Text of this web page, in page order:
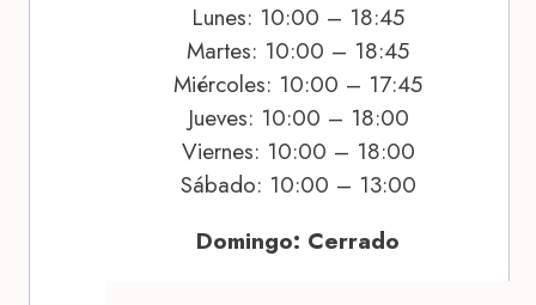
Lunes: 10:00 – 18:45
Martes: 10:00 – 18:45
Miércoles: 10:00 – 17:45
Jueves: 10:00 – 18:00
Viernes: 10:00 – 18:00
Sábado: 10:00 – 13:00
Domingo: Cerrado